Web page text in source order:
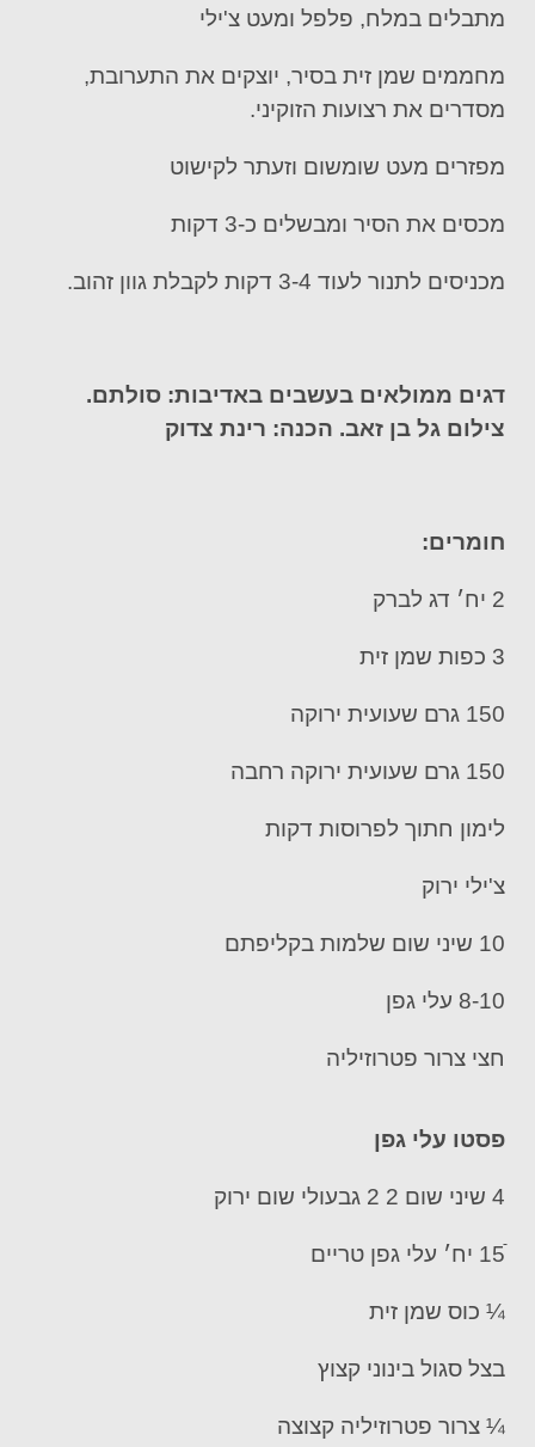
מתבלים במלח, פלפל ומעט צ'ילי
מחממים שמן זית בסיר, יוצקים את התערובת,
מסדרים את רצועות הזוקיני.
מפזרים מעט שומשום וזעתר לקישוט
מכסים את הסיר ומבשלים כ-3 דקות
מכניסים לתנור לעוד 3-4 דקות לקבלת גוון זהוב.
דגים ממולאים בעשבים באדיבות: סולתם.
צילום גל בן זאב. הכנה: רינת צדוק
חומרים:
2 יח׳ דג לברק
3 כפות שמן זית
150 גרם שעועית ירוקה
150 גרם שעועית ירוקה רחבה
לימון חתוך לפרוסות דקות
צ'ילי ירוק
10 שיני שום שלמות בקליפתם
8-10 עלי גפן
חצי צרור פטרוזיליה
פסטו עלי גפן
4 שיני שום 2 2 גבעולי שום ירוק
¼ כוס שמן זית
בצל סגול בינוני קצוץ
¼ צרור פטרוזיליה קצוצה